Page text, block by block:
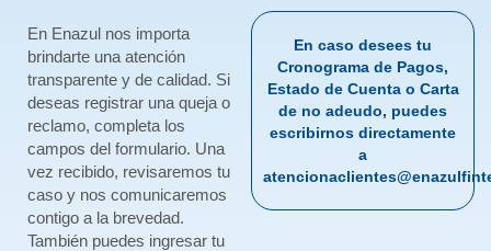
En Enazul nos importa
brindarte una atención
transparente y de calidad. Si
deseas registrar una queja o
reclamo, completa los
campos del formulario. Una
vez recibido, revisaremos tu
caso y nos comunicaremos
contigo a la brevedad.
También puedes ingresar tu
En caso desees tu
Cronograma de Pagos,
Estado de Cuenta o Carta
de no adeudo, puedes
escribirnos directamente
a